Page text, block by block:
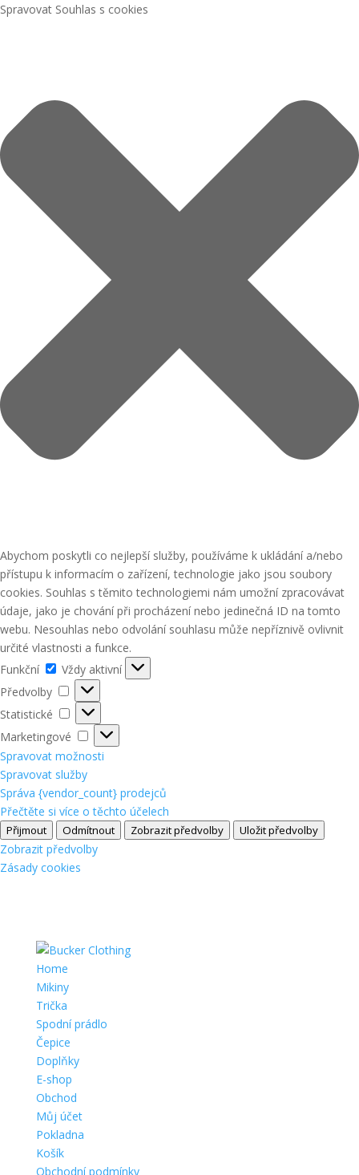
Spravovat Souhlas s cookies
Abychom poskytli co nejlepší služby, používáme k ukládání a/nebo
přístupu k informacím o zařízení, technologie jako jsou soubory
cookies. Souhlas s těmito technologiemi nám umožní zpracovávat
údaje, jako je chování při procházení nebo jedinečná ID na tomto
webu. Nesouhlas nebo odvolání souhlasu může nepříznivě ovlivnit
určité vlastnosti a funkce.
Funkční
Funkční
Vždy aktivní
Předvolby
Předvolby
Statistické
Statistické
Marketingové
Marketingové
Spravovat možnosti
Spravovat služby
Správa {vendor_count} prodejců
Přečtěte si více o těchto účelech
Přijmout Odmítnout Zobrazit předvolby Uložit předvolby
Zobrazit předvolby
Zásady cookies
Home
Mikiny
Trička
Spodní prádlo
Čepice
Doplňky
E-shop
Obchod
Můj účet
Pokladna
Košík
Obchodní podmínky